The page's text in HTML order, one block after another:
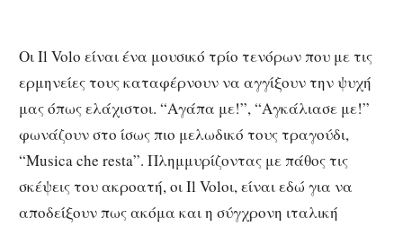
Οι Il Volo είναι ένα μουσικό τρίο τενόρων που με τις
ερμηνείες τους καταφέρνουν να αγγίξουν την ψυχή
μας όπως ελάχιστοι. “Αγάπα με!”, “Αγκάλιασε με!”
φωνάζουν στο ίσως πιο μελωδικό τους τραγούδι,
“Musica che resta”. Πλημμυρίζοντας με πάθος τις
σκέψεις του ακροατή, οι Il Voloι, είναι εδώ για να
αποδείξουν πως ακόμα και η σύγχρονη ιταλική